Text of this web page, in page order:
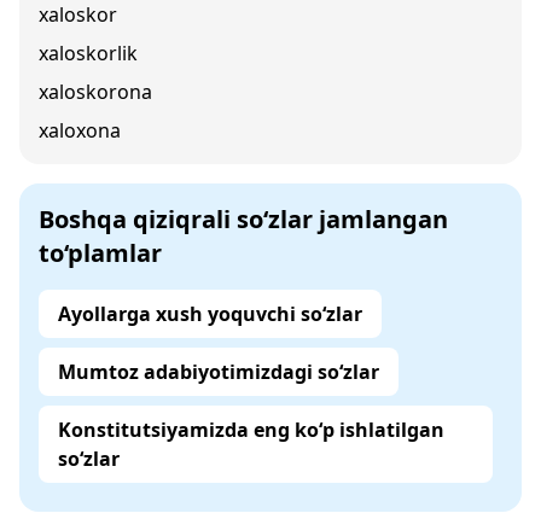
xaloskor
xaloskorlik
xaloskorona
xaloxona
Boshqa qiziqrali so‘zlar jamlangan
to‘plamlar
Ayollarga xush yoquvchi so‘zlar
Mumtoz adabiyotimizdagi so‘zlar
Konstitutsiyamizda eng ko‘p ishlatilgan
so‘zlar